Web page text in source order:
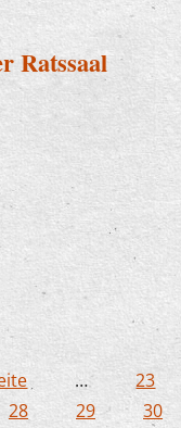
Ratssaal
Ratssaal
…
23
28 29
30